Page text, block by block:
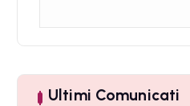
a
Ultimi Comunicati